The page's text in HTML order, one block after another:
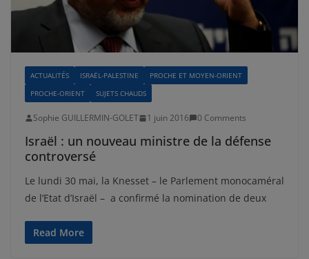
ACTUALITÉS ISRAËL-PALESTINE
PROCHE ET MOYEN-ORIENT
PROCHE-ORIENT
SUJETS CHAUDS
Sophie GUILLERMIN-GOLET 1 juin 2016 0 Comments
Israël : un nouveau ministre de la défense
controversé
Le lundi 30 mai, la Knesset – le Parlement monocaméral
de l’Etat d’Israël – a confirmé la nomination de deux
Read More